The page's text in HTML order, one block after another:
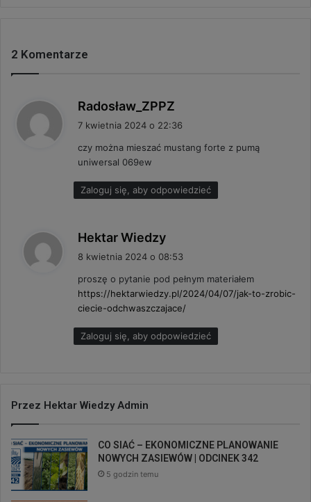
2 Komentarze
Radosław_ZPPZ
i
z
:
7 kwietnia 2024 o 22:36
czy można mieszać mustang forte z pumą
uniwersal 069ew
Zaloguj się, aby odpowiedzieć
Hektar Wiedzy
i
z
e
:
8 kwietnia 2024 o 08:53
proszę o pytanie pod pełnym materiałem
https://hektarwiedzy.pl/2024/04/07/jak-to-zrobic-
ciecie-odchwaszczajace/
Zaloguj się, aby odpowiedzieć
Przez Hektar Wiedzy Admin
CO SIAĆ – EKONOMICZNE PLANOWANIE
NOWYCH ZASIEWÓW | ODCINEK 342
5 godzin temu